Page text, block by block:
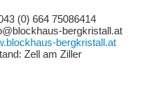
(0) 664 75086414
bergkristall.at
bergkristall.at
Zell am Ziller